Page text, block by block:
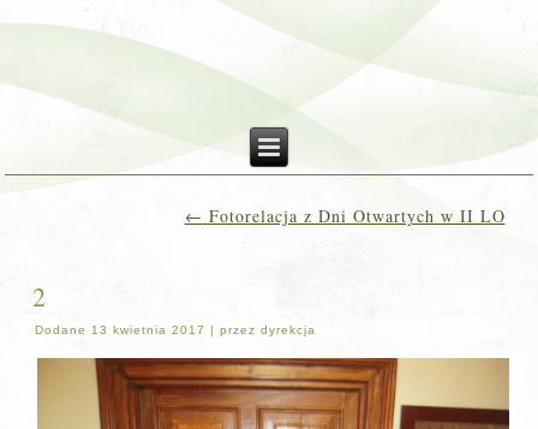
← Fotorelacja z Dni Otwartych w II LO
2
Dodane 13 kwietnia 2017 |przez dyrekcja